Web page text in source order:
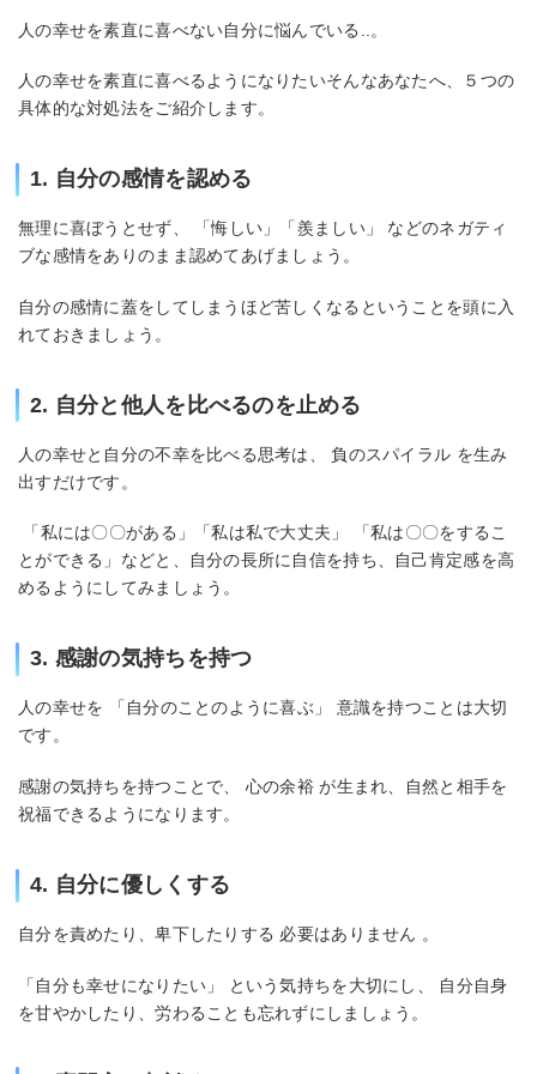
人の幸せを素直に喜べない自分に悩んでいる..。
人の幸せを素直に喜べるようになりたいそんなあなたへ、５つの
具体的な対処法をご紹介します。
1. 自分の感情を認める
無理に喜ぼうとせず、 「悔しい」「羨ましい」 などのネガティ
ブな感情をありのまま認めてあげましょう。
自分の感情に蓋をしてしまうほど苦しくなるということを頭に入
れておきましょう。
2. 自分と他人を比べるのを止める
人の幸せと自分の不幸を比べる思考は、 負のスパイラル を生み
出すだけです。
「私には〇〇がある」「私は私で大丈夫」 「私は〇〇をするこ
とができる」などと、自分の長所に自信を持ち、自己肯定感を高
めるようにしてみましょう。
3. 感謝の気持ちを持つ
人の幸せを 「自分のことのように喜ぶ」 意識を持つことは大切
です。
感謝の気持ちを持つことで、 心の余裕 が生まれ、自然と相手を
祝福できるようになります。
4. 自分に優しくする
自分を責めたり、卑下したりする 必要はありません 。
「自分も幸せになりたい」 という気持ちを大切にし、 自分自身
を甘やかしたり、労わることも忘れずにしましょう。